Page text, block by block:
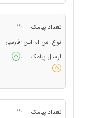
تعداد پیامک :
2
نوع اس ام اس : فارسی
ارسال پیامک
:
تعداد پیامک :
2